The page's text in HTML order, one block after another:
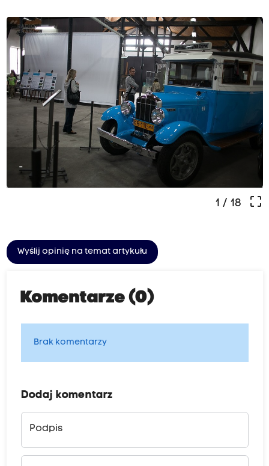
-
crop_free
1 / 18
Wyślij opinię na temat artykułu
Komentarze (0)
Brak komentarzy
Dodaj komentarz
Podpis